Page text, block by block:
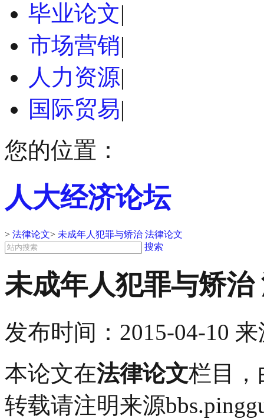
毕业论文|
市场营销|
人力资源|
国际贸易|
您的位置：
人大经济论坛
> 法律论文> 未成年人犯罪与矫治 法律论文
搜索
未成年人犯罪与矫治
发布时间： 2015-04-10 来
本论文在法律论文栏目，
转载请注明来源